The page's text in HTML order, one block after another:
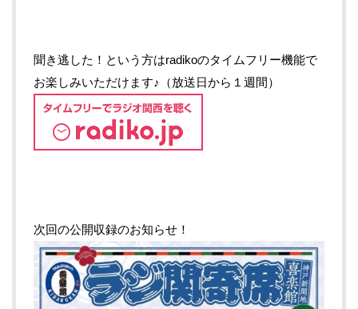
聞き逃した！という方はradikoのタイムフリー機能で
お楽しみいただけます♪（放送日から１週間）
次回の公開収録のお知らせ！